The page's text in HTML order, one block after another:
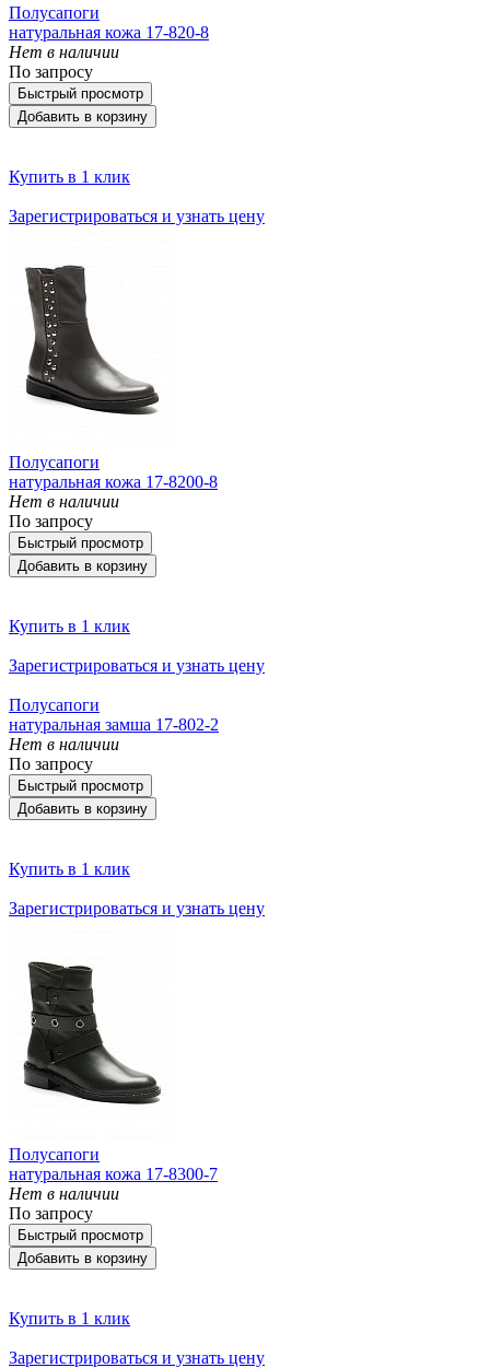
Полусапоги
натуральная кожа 17-820-8
Нет в наличии
По запросу
Быстрый просмотр
Добавить в корзину
Купить в 1 клик
Зарегистрироваться и узнать цену
Полусапоги
натуральная кожа 17-8200-8
Нет в наличии
По запросу
Быстрый просмотр
Добавить в корзину
Купить в 1 клик
Зарегистрироваться и узнать цену
Полусапоги
натуральная замша 17-802-2
Нет в наличии
По запросу
Быстрый просмотр
Добавить в корзину
Купить в 1 клик
Зарегистрироваться и узнать цену
Полусапоги
натуральная кожа 17-8300-7
Нет в наличии
По запросу
Быстрый просмотр
Добавить в корзину
Купить в 1 клик
Зарегистрироваться и узнать цену